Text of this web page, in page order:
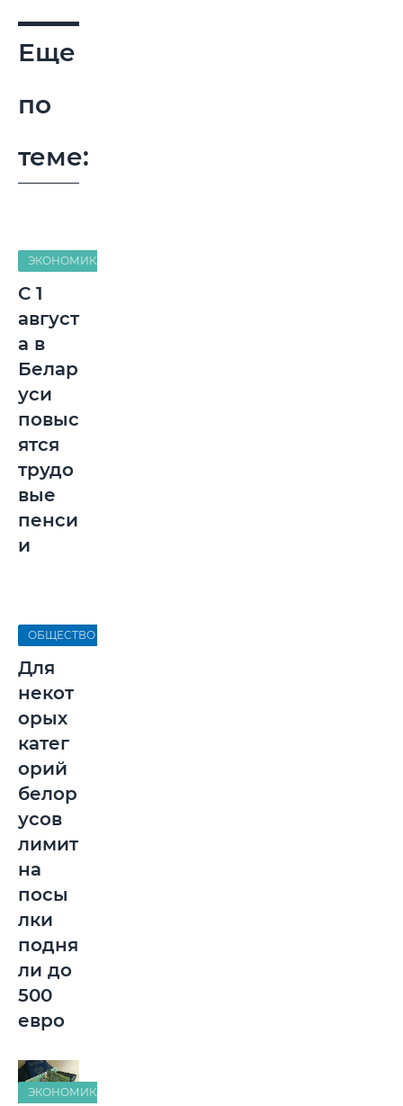
Еще
по
теме:
ЭКОНОМИКА
С 1
август
а в
Белар
уси
повыс
ятся
трудо
вые
пенси
и
ОБЩЕСТВО
Для
некот
орых
катег
орий
белор
усов
лимит
на
посы
лки
подня
ли до
500
евро
ЭКОНОМИКА